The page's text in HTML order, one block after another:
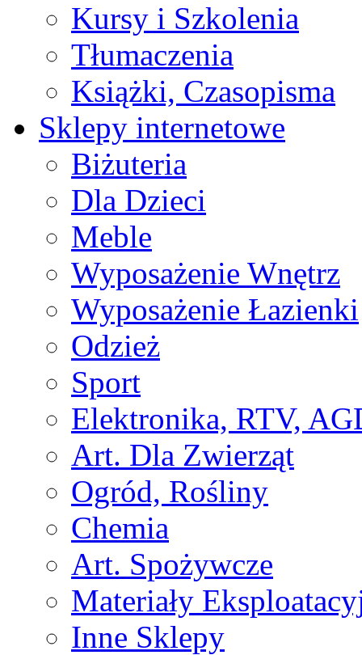
Kursy i Szkolenia
Tłumaczenia
Książki, Czasopisma
Sklepy internetowe
Biżuteria
Dla Dzieci
Meble
Wyposażenie Wnętrz
Wyposażenie Łazienki
Odzież
Sport
Elektronika, RTV,
Art. Dla Zwierząt
Ogród, Rośliny
Chemia
Art. Spożywcze
Materiały
Inne Sklepy